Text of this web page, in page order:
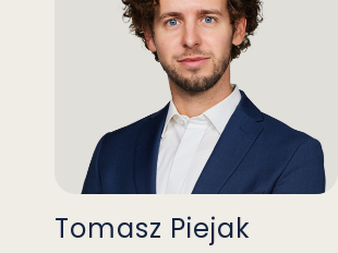
Tomasz Piejak